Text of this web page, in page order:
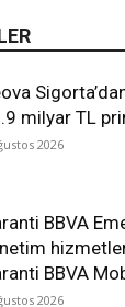
milyar TL
2026
BBVA
BBVA
2026